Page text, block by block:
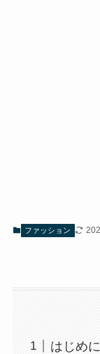
ファッション
はじめに